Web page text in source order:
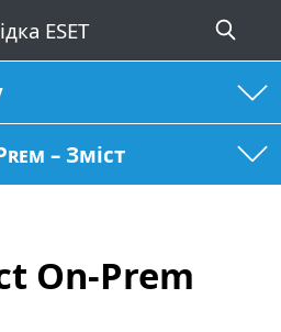
– Зміст
On-Prem